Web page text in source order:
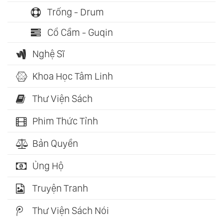
Trống - Drum
Cổ Cầm - Guqin
Nghệ Sĩ
Khoa Học Tâm Linh
Thư Viện Sách
Phim Thức Tỉnh
Bản Quyền
Ủng Hộ
Truyện Tranh
Thư Viện Sách Nói